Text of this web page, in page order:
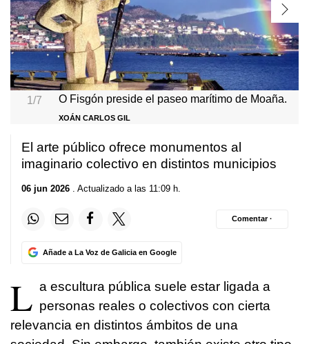
1/7 O Fisgón preside el paseo marítimo de Moaña.
XOÁN CARLOS GIL
El arte público ofrece monumentos al
imaginario colectivo en distintos municipios
06 jun 2026 . Actualizado a las 11:09 h.
Añade a La Voz de Galicia en Google
Comentar ·
L a escultura pública suele estar ligada a
personas reales o colectivos con cierta
relevancia en distintos ámbitos de una